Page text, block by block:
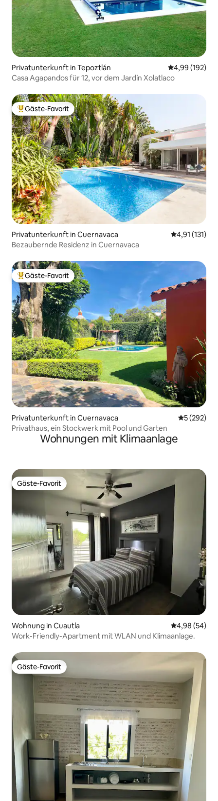
Privatunterkunft in Tepoztlán
4,99 (192)
Casa Agapandos für 12, vor dem Jardín Xolatlaco
Beliebter Gäste-Favorit.
Gäste-Favorit
Privatunterkunft in Cuernavaca
4,91 (131)
Bezaubernde Residenz in Cuernavaca
Beliebter Gäste-Favorit.
Gäste-Favorit
Privatunterkunft in Cuernavaca
5 (292)
Privathaus, ein Stockwerk mit Pool und Garten
Wohnungen mit Klimaanlage
Gäste-Favorit
Gäste-Favorit
Wohnung in Cuautla
4,98 (54)
Work-Friendly-Apartment mit WLAN und Klimaanlage.
Gäste-Favorit
Gäste-Favorit